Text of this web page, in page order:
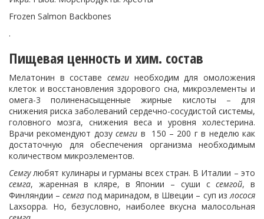
Frozen Salmon Backbones
.
Пищевая ценность и хим. состав
Мелатонин в составе семги необходим для омоложения
клеток и восстановления здорового сна, микроэлементы и
омега-3 полиненасыщенные жирные кислоты – для
снижения риска заболеваний сердечно-сосудистой системы,
головного мозга, снижения веса и уровня холестерина.
Врачи рекомендуют дозусемги в 150 – 200 г в неделю как
достаточную для обеспечения организма необходимым
количеством микроэлементов.
Семгулюбят кулинары и гурманы всех стран. В Италии – это
семга, жаренная в кляре, в Японии – суши ссемгой, в
Финляндии –семга под маринадом, в Швеции – суп излосося
Laxsoppa. Но, безусловно, наиболее вкусна малосольная